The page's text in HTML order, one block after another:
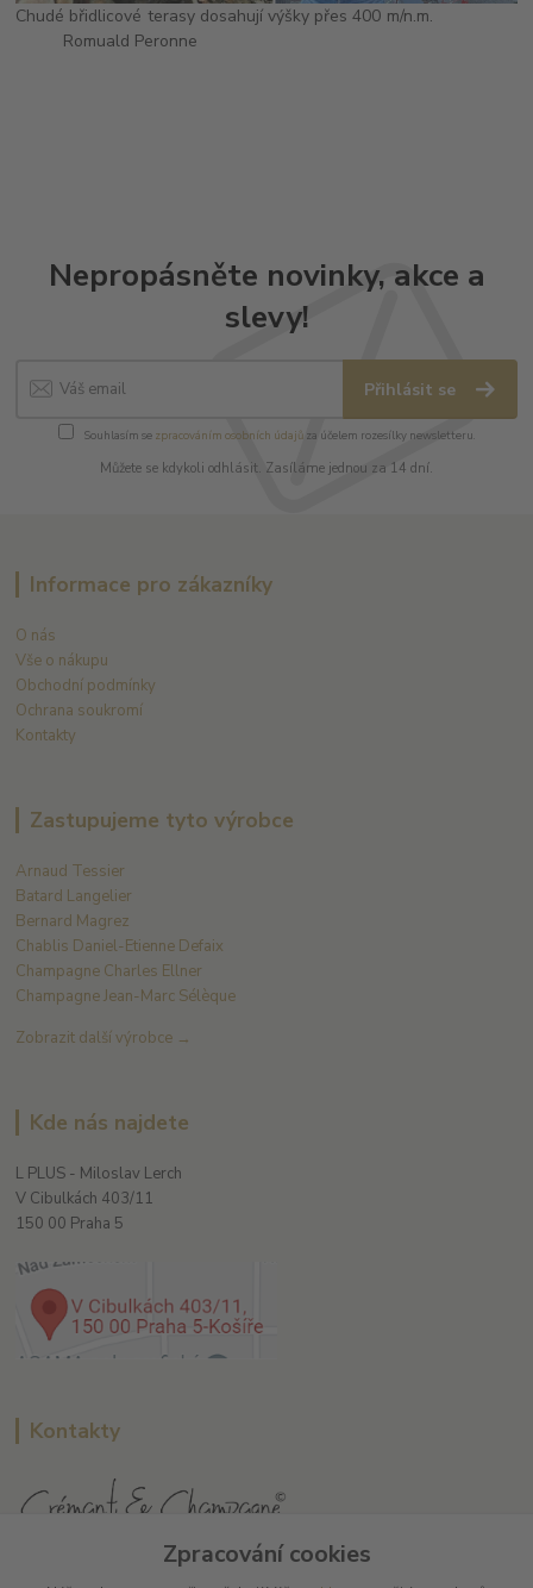
Chudé břidlicové terasy dosahují výšky přes 400 m/n.m.
Romuald Peronne
Nepropásněte novinky, akce a
slevy!
Přihlásit se
Souhlasím se zpracováním osobních údajůza účelem rozesílky newsletteru.
Můžete se kdykoli odhlásit. Zasíláme jednou za 14 dní.
Informace pro zákazníky
O nás
Vše o nákupu
Obchodní podmínky
Ochrana soukromí
Kontakty
Zastupujeme tyto výrobce
Arnaud Tessier
Batard Langelier
Bernard Magrez
Chablis Daniel-Etienne Defaix
Champagne Charles Ellner
Champagne Jean-Marc Sélèque
Zobrazit další výrobce →
Kde nás najdete
L PLUS - Miloslav Lerch
V Cibulkách 403/11
150 00 Praha 5
Kontakty
Zpracování cookies